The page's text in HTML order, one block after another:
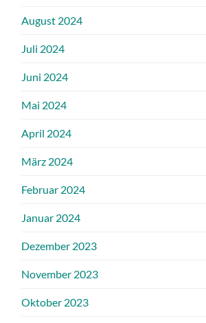
August 2024
Juli 2024
Juni 2024
Mai 2024
April 2024
März 2024
Februar 2024
Januar 2024
Dezember 2023
November 2023
Oktober 2023